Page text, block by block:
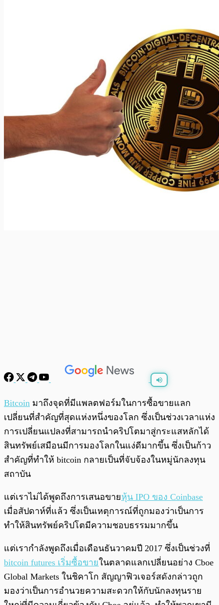
พร้อมเล่น
Bitcoin มาถึงจุดที่มีแพลตฟอร์มในการซื้อขายแลก
เปลี่ยนที่สำคัญที่สุดแห่งหนึ่งของโลก ซึ่งเป็นช่วงเวลาแห่ง
การเปลี่ยนแปลงที่สามารถนำคริปโตมาสู่กระแสหลักได้
สินทรัพย์เสมือนมีการมองโลกในแง่ดีมากขึ้น ซึ่งเป็นก้าว
สำคัญที่ทำให้ bitcoin กลายเป็นที่จับจ้องในหมู่นักลงทุน
สถาบัน
แต่เราไม่ได้พูดถึงการเสนอขายหุ้น IPO ของ Coinbase
เมื่อสัปดาห์ที่แล้ว ซึ่งเป็นเหตุการณ์ที่ถูกมองว่าเป็นการ
ทำให้สินทรัพย์คริปโตมีความชอบธรรมมากขึ้น
แต่เรากำลังพูดถึงเมื่อเดือนธันวาคมปี 2017 ซึ่งเป็นช่วงที่
bitcoin futures เริ่มซื้อขายในตลาดแลกเปลี่ยนอย่าง Cboe
Global Markets ในชิคาโก สัญญาฟิวเจอร์สดังกล่าวถูก
มองว่าเป็นการอำนวยความสะดวกให้กับนักลงทุนราย